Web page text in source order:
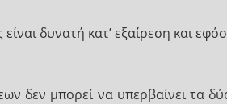
δυνατή κατ’ εξαίρεση και
δεν μπορεί να υπερβαίνει τα